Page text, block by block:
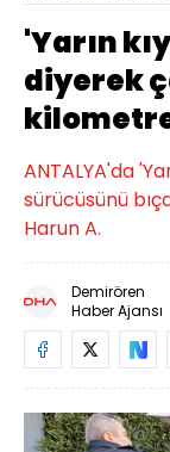
'Yarın
diyerek
ANTALYA'da
sürücüsünü
Harun A.
Demirören
Haber Ajansı